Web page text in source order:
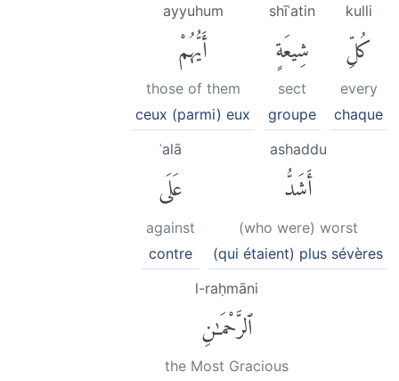
kulli
كُلِّ
every
chaque
shīʿatin
شِيعَةٍ
sect
groupe
ayyuhum
أَيُّهُمْ
those of them
ceux (parmi) eux
ashaddu
أَشَدُّ
(who were) worst
(qui étaient) plus sévères
ʿalā
عَلَى
against
contre
l-raḥmāni
ٱلرَّحْمَٰنِ
the Most Gracious